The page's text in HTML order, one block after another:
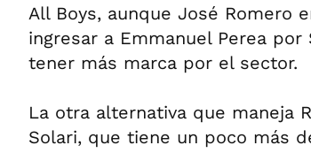
All Boys, aunque José Romero
ingresar a Emmanuel Perea
tener más marca por el sector.
La otra alternativa que maneja
Solari, que tiene un poco más